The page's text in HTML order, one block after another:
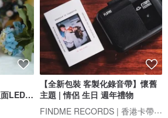
LED
【全新包裝 客製化錄音帶】懷舊
主題 | 情侶 生日 週年禮物
FINDME RECORDS | 香港卡帶唱片生活店